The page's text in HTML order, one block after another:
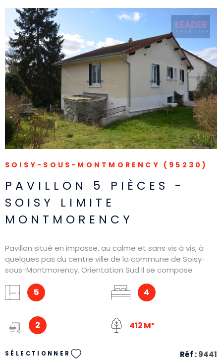
SOISY-SOUS-MONTMORENCY (95230)
PAVILLON 5 PIÈCES -
SOISY LIMITE
MONTMORENCY
Pavillon situé en impasse, au calme et sans vis à vis, à
quelques pas du centre ville de la commune de Soisy-
sous-Montmorency. Orientation Sud Il se compose
Salle d'eau et WC. Combles aménageables ! Sous-sol
semi enterré avec Salle de musique (ou de jeux/cinéma),
5 4
2 412 M²
SÉLECTIONNER Réf :9441
VOIR LE BIEN